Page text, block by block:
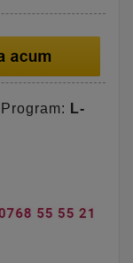
Program: L-